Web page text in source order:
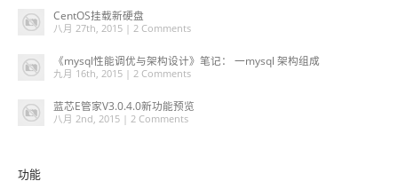
CentOS挂载新硬盘
八月 27th, 2015 | 2 Comments
《mysql性能调优与架构设计》笔记： 一mysql 架构组成
九月 16th, 2015 | 2 Comments
蓝芯E管家V3.0.4.0新功能预览
八月 2nd, 2015 | 2 Comments
功能